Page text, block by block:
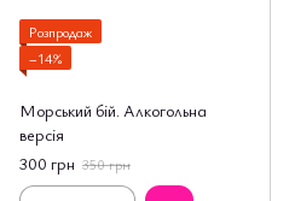
Розпродаж
−14%
Морський бій. Алкогольна
версія
300 грн 350 грн